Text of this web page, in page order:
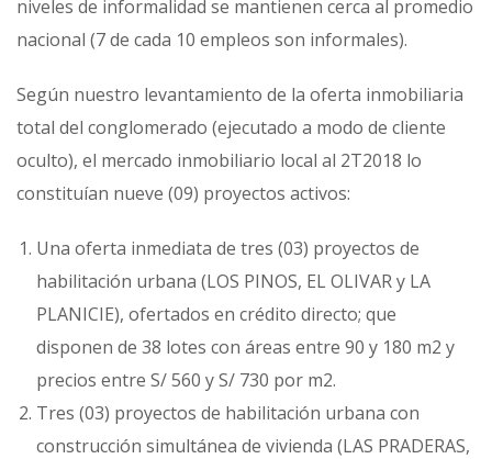
niveles de informalidad se mantienen cerca al promedio
nacional (7 de cada 10 empleos son informales).
Según nuestro levantamiento de la oferta inmobiliaria
total del conglomerado (ejecutado a modo de cliente
oculto), el mercado inmobiliario local al 2T2018 lo
constituían nueve (09) proyectos activos:
Una oferta inmediata de tres (03) proyectos de
habilitación urbana (LOS PINOS, EL OLIVAR y LA
PLANICIE), ofertados en crédito directo; que
disponen de 38 lotes con áreas entre 90 y 180 m2 y
precios entre S/ 560 y S/ 730 por m2.
Tres (03) proyectos de habilitación urbana con
construcción simultánea de vivienda (LAS PRADERAS,